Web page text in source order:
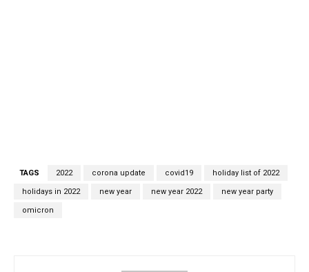
TAGS 2022 corona update covid19 holiday list of 2022
holidays in 2022 new year new year 2022 new year party
omicron